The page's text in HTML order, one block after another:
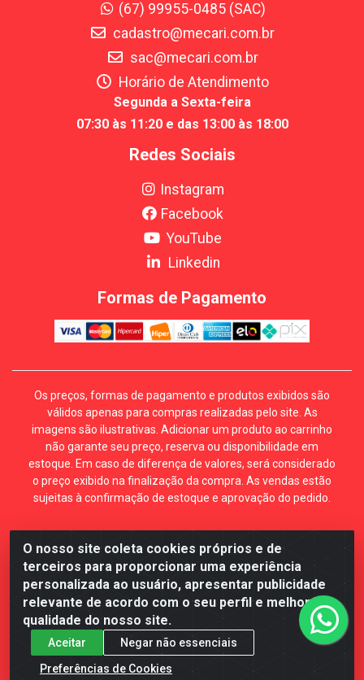
O nosso site coleta cookies próprios e de
terceiros para proporcionar uma experiência
personalizada ao usuário, apresentar publicidade
relevante de acordo com o seu perfil e melhorar a
qualidade do nosso site.
Aceitar
Negar não essenciais
Preferências de Cookies
(67) 99955-0485 (SAC)
cadastro@mecari.com.br
sac@mecari.com.br
Horário de Atendimento
Segunda a Sexta-feira
07:30 às 11:20 e das 13:00 às 18:00
Redes Sociais
Instagram
Facebook
YouTube
Linkedin
Formas de Pagamento
Os preços, formas de pagamento e produtos exibidos são
válidos apenas para compras realizadas pelo site. As
imagens são ilustrativas. Adicionar um produto ao carrinho
não garante seu preço, reserva ou disponibilidade em
estoque. Em caso de diferença de valores, será considerado
o preço exibido na finalização da compra. As vendas estão
sujeitas à confirmação de estoque e aprovação do pedido.
Mécari Distribuidora - Av. Gury Marques, 5164. Jd Centro
Oeste. Campo Grande MS. CEP 79072-000. CNPJ
70.357.959/0001-64